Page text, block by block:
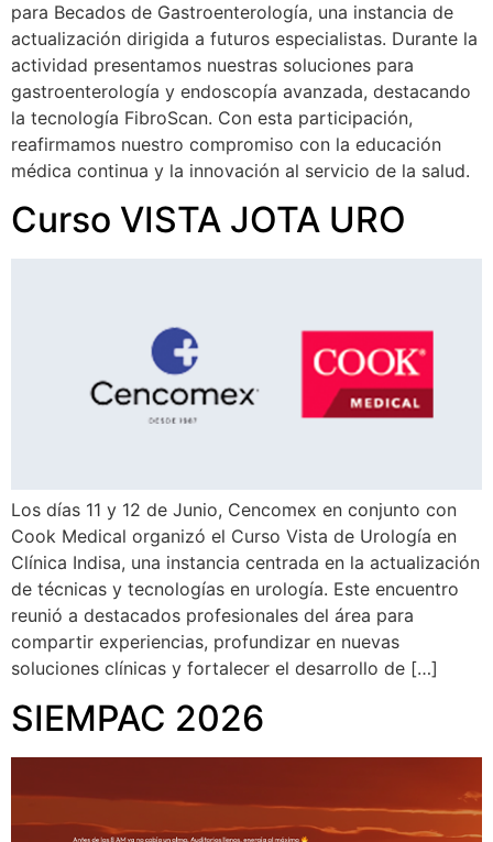
para Becados de Gastroenterología, una instancia de
actualización dirigida a futuros especialistas. Durante la
actividad presentamos nuestras soluciones para
gastroenterología y endoscopía avanzada, destacando
la tecnología FibroScan. Con esta participación,
reafirmamos nuestro compromiso con la educación
médica continua y la innovación al servicio de la salud.
Curso VISTA JOTA URO
Los días 11 y 12 de Junio, Cencomex en conjunto con
Cook Medical organizó el Curso Vista de Urología en
Clínica Indisa, una instancia centrada en la actualización
de técnicas y tecnologías en urología. Este encuentro
reunió a destacados profesionales del área para
compartir experiencias, profundizar en nuevas
soluciones clínicas y fortalecer el desarrollo de […]
SIEMPAC 2026